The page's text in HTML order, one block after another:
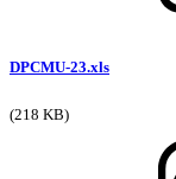
DPCMU-23.xls
(218 KB)